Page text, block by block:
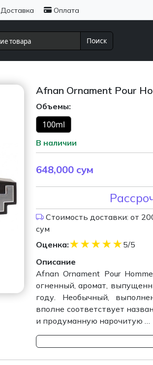
Доставка Оплата
Поиск
Afnan Ornament Pour
Объемы:
100ml
В наличии
648,000 сум
Стоимость доставки: от
сум
Оценка:
★
★
★
★
★
5/5
Описание
Afnan Ornament Pour
огненный, аромат,
году. Необычный,
вполне соответствует
и продуманную нарочитую …